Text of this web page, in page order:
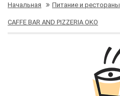
Начальная Питание и рестораны
CAFFE BAR AND PIZZERIA OKO